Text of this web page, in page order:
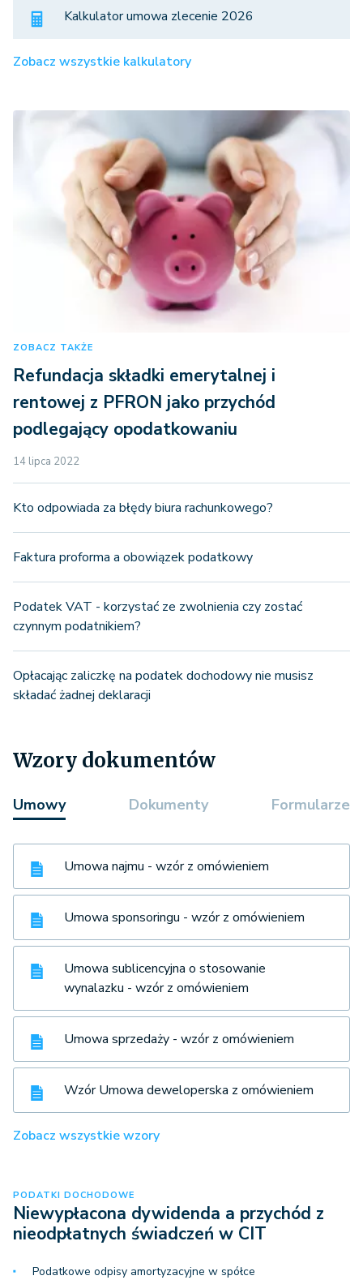
Kalkulator umowa zlecenie 2026
Zobacz wszystkie kalkulatory
ZOBACZ TAKŻE
Refundacja składki emerytalnej i
rentowej z PFRON jako przychód
podlegający opodatkowaniu
14 lipca 2022
Kto odpowiada za błędy biura rachunkowego?
Faktura proforma a obowiązek podatkowy
Podatek VAT - korzystać ze zwolnienia czy zostać
czynnym podatnikiem?
Opłacając zaliczkę na podatek dochodowy nie musisz
składać żadnej deklaracji
Wzory dokumentów
Umowy Dokumenty Formularze
Umowa najmu - wzór z omówieniem
Umowa sponsoringu - wzór z omówieniem
Umowa sublicencyjna o stosowanie
wynalazku - wzór z omówieniem
Umowa sprzedaży - wzór z omówieniem
Wzór Umowa deweloperska z omówieniem
Zobacz wszystkie wzory
PODATKI DOCHODOWE
Niewypłacona dywidenda a przychód z
nieodpłatnych świadczeń w CIT
Podatkowe odpisy amortyzacyjne w spółce